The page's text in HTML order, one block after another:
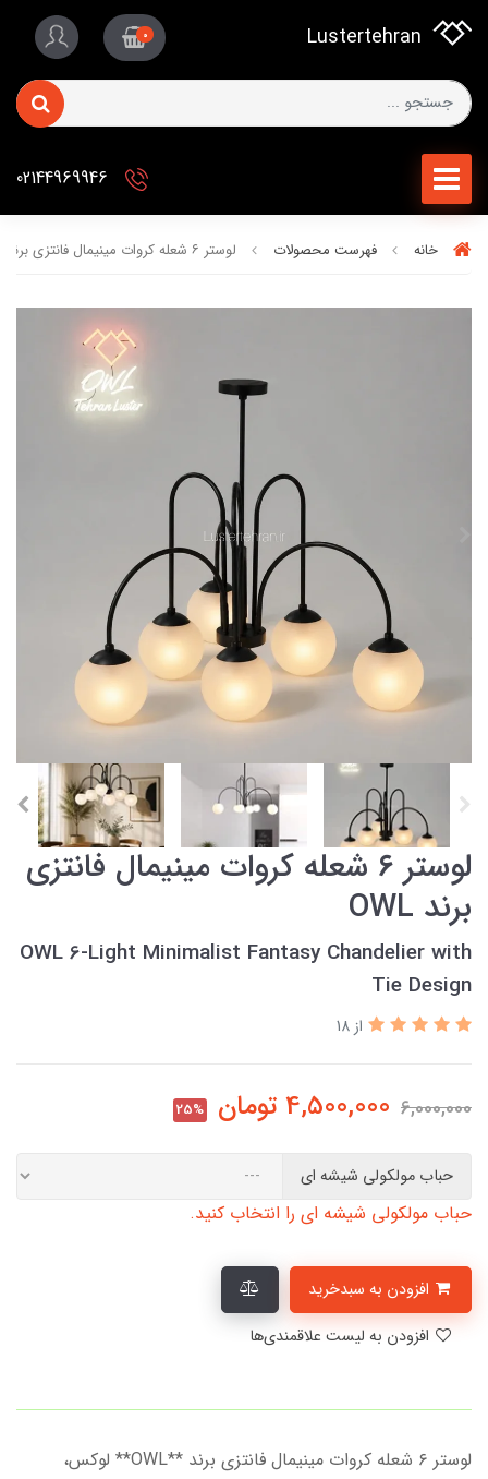
Lustertehran
0
خانه فهرست محصولات لوستر ۶ شعله کروات مینیمال فانتزی برند OWL
لوستر ۶ شعله کروات مینیمال فانتزی
برند OWL
OWL 6-Light Minimalist Fantasy Chandelier with
Tie Design
از 18
6,000,000
4,500,000 تومان 25%
حباب مولکولی شیشه ای
حباب مولکولی شیشه ای را انتخاب کنید.
لوستر ۶ شعله کروات مینیمال فانتزی برند **OWL** لوکس،